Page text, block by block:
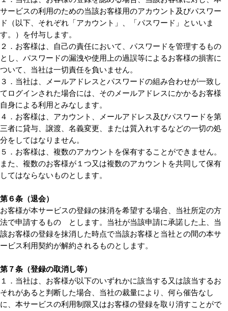
サービスの利用のための当該お客様用のアカウント及びパスワー
ド（以下、それぞれ「アカウント」、「パスワード」といいま
す。）を付与します。
２．お客様は、自己の責任において、パスワードを管理するもの
とし、パスワードの漏洩や使用上の過誤等によるお客様の損害に
ついて、当社は一切責任を負いません。
３．当社は、メールアドレスとパスワードの組み合わせが一致し
てログインされた場合には、そのメールアドレスにかかるお客様
自身による利用とみなします。
４．お客様は、アカウント、メールアドレス及びパスワードを第
三者に貸与、譲渡、名義変更、または質入れするなどの一切の処
分をしてはなりません。
５．お客様は、複数のアカウントを保有することができません。
また、複数のお客様が１つ又は複数のアカウントを共同して保有
してはならないものとします。
第６条（退会）
お客様が本サービスの登録の抹消を希望する場合、当社所定の方
法で申請するもの とします。当社が当該申請に承諾した上、当
該お客様の登録を抹消した時点で当該お客様と当社との間の本サ
ービス利用契約が解約されるものとします。
第７条（登録の取消し等）
１．当社は、お客様が以下のいずれかに該当する又は該当するお
それがあると判断した場合、当社の裁量により、何ら催告なし
に、本サービスの利用制限又はお客様の登録を取り消すことがで